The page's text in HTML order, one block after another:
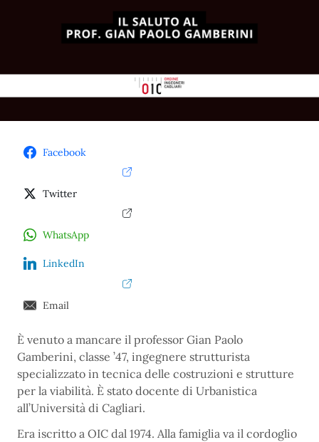
Facebook
Twitter
WhatsApp
LinkedIn
Email
È venuto a mancare il professor Gian Paolo
Gamberini, classe ’47, ingegnere strutturista
specializzato in tecnica delle costruzioni e strutture
per la viabilità. È stato docente di Urbanistica
all’Università di Cagliari.
Era iscritto a OIC dal 1974. Alla famiglia va il cordoglio